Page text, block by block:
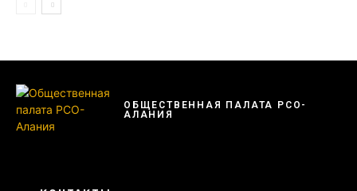
ОБЩЕСТВЕННАЯ ПАЛАТА РСО-
АЛАНИЯ